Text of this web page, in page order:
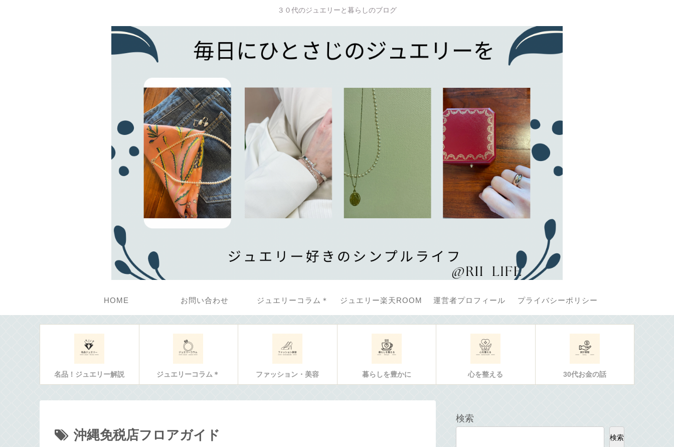
３０代のジュエリーと暮らしのブログ
HOME お問い合わせ ジュエリーコラム＊ ジュエリー楽天ROOM 運営者プロフィール プライバシーポリシー
名品！ジュエリー解説 ジュエリーコラム＊ ファッション・美容 暮らしを豊かに 心を整える 30代お金の話
沖縄免税店フロアガイド
検索
検索